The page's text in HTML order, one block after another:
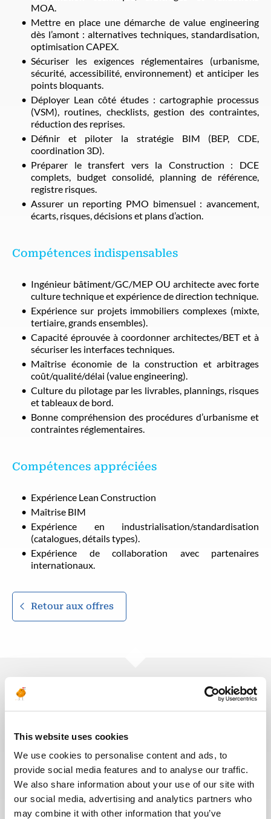
This website uses cookies
We use cookies to personalise content and ads, to
provide social media features and to analyse our traffic.
We also share information about your use of our site with
our social media, advertising and analytics partners who
may combine it with other information that you’ve
MOA.
Mettre en place une démarche de value engineering
dès l’amont : alternatives techniques, standardisation,
optimisation CAPEX.
Sécuriser les exigences réglementaires (urbanisme,
sécurité, accessibilité, environnement) et anticiper les
points bloquants.
Déployer Lean côté études : cartographie processus
(VSM), routines, checklists, gestion des contraintes,
réduction des reprises.
Définir et piloter la stratégie BIM (BEP, CDE,
coordination 3D).
Préparer le transfert vers la Construction : DCE
complets, budget consolidé, planning de référence,
registre risques.
Assurer un reporting PMO bimensuel : avancement,
écarts, risques, décisions et plans d’action.
Compétences indispensables
Ingénieur bâtiment/GC/MEP OU architecte avec forte
culture technique et expérience de direction technique.
Expérience sur projets immobiliers complexes (mixte,
tertiaire, grands ensembles).
Capacité éprouvée à coordonner architectes/BET et à
sécuriser les interfaces techniques.
Maîtrise économie de la construction et arbitrages
coût/qualité/délai (value engineering).
Culture du pilotage par les livrables, plannings, risques
et tableaux de bord.
Bonne compréhension des procédures d’urbanisme et
contraintes réglementaires.
Compétences appréciées
Expérience Lean Construction
Maîtrise BIM
Expérience en industrialisation/standardisation
(catalogues, détails types).
Expérience de collaboration avec partenaires
internationaux.
Retour aux offres
Ces offres peuvent vous
Publié il y a 5 jours